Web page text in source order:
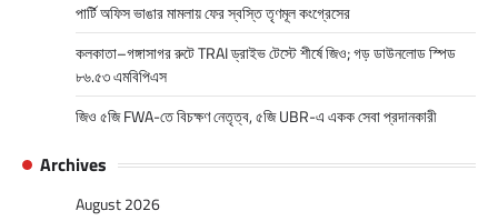
পার্টি অফিস ভাঙার মামলায় ফের স্বস্তি তৃণমূল কংগ্রেসের
কলকাতা–গঙ্গাসাগর রুটে TRAI ড্রাইভ টেস্টে শীর্ষে জিও; গড় ডাউনলোড স্পিড
৮৬.৫৩ এমবিপিএস
জিও ৫জি FWA-তে বিচক্ষণ নেতৃত্ব, ৫জি UBR-এ একক সেবা প্রদানকারী
Archives
August 2026